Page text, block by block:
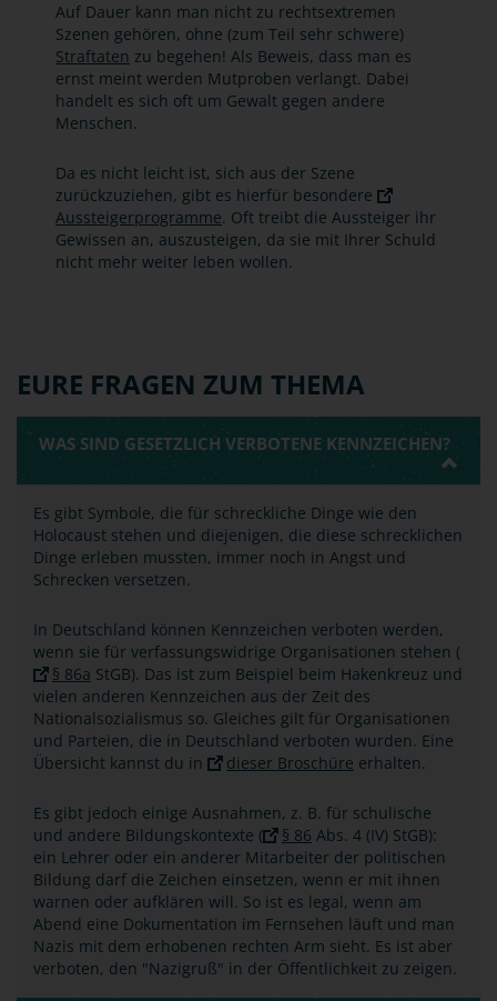
Auf Dauer kann man nicht zu rechtsextremen
Szenen gehören, ohne (zum Teil sehr schwere)
Straftaten zu begehen! Als Beweis, dass man es
ernst meint werden Mutproben verlangt. Dabei
handelt es sich oft um Gewalt gegen andere
Menschen.
Da es nicht leicht ist, sich aus der Szene
zurückzuziehen, gibt es hierfür besondere
Aussteigerprogramme. Oft treibt die Aussteiger ihr
Gewissen an, auszusteigen, da sie mit Ihrer Schuld
nicht mehr weiter leben wollen.
EURE FRAGEN ZUM THEMA
WAS SIND GESETZLICH VERBOTENE KENNZEICHEN?
Es gibt Symbole, die für schreckliche Dinge wie den
Holocaust stehen und diejenigen, die diese schrecklichen
Dinge erleben mussten, immer noch in Angst und
Schrecken versetzen.
In Deutschland können Kennzeichen verboten werden,
wenn sie für verfassungswidrige Organisationen stehen (
§ 86a StGB). Das ist zum Beispiel beim Hakenkreuz und
vielen anderen Kennzeichen aus der Zeit des
Nationalsozialismus so. Gleiches gilt für Organisationen
und Parteien, die in Deutschland verboten wurden. Eine
Übersicht kannst du in
dieser Broschüre erhalten.
Es gibt jedoch einige Ausnahmen, z. B. für schulische
und andere Bildungskontexte (
§ 86 Abs. 4 (IV) StGB):
ein Lehrer oder ein anderer Mitarbeiter der politischen
Bildung darf die Zeichen einsetzen, wenn er mit ihnen
warnen oder aufklären will. So ist es legal, wenn am
Abend eine Dokumentation im Fernsehen läuft und man
Nazis mit dem erhobenen rechten Arm sieht. Es ist aber
verboten, den "Nazigruß" in der Öffentlichkeit zu zeigen.